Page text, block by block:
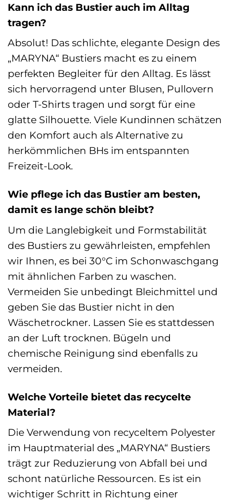
Kann ich das Bustier auch im Alltag
tragen?
Absolut! Das schlichte, elegante Design des
„MARYNA“ Bustiers macht es zu einem
perfekten Begleiter für den Alltag. Es lässt
sich hervorragend unter Blusen, Pullovern
oder T-Shirts tragen und sorgt für eine
glatte Silhouette. Viele Kundinnen schätzen
den Komfort auch als Alternative zu
herkömmlichen BHs im entspannten
Freizeit-Look.
Wie pflege ich das Bustier am besten,
damit es lange schön bleibt?
Um die Langlebigkeit und Formstabilität
des Bustiers zu gewährleisten, empfehlen
wir Ihnen, es bei 30°C im Schonwaschgang
mit ähnlichen Farben zu waschen.
Vermeiden Sie unbedingt Bleichmittel und
geben Sie das Bustier nicht in den
Wäschetrockner. Lassen Sie es stattdessen
an der Luft trocknen. Bügeln und
chemische Reinigung sind ebenfalls zu
vermeiden.
Welche Vorteile bietet das recycelte
Material?
Die Verwendung von recyceltem Polyester
im Hauptmaterial des „MARYNA“ Bustiers
trägt zur Reduzierung von Abfall bei und
schont natürliche Ressourcen. Es ist ein
wichtiger Schritt in Richtung einer